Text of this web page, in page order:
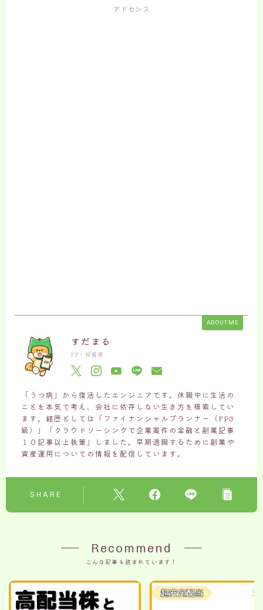
アドセンス
ABOUT ME
すだまる
FP・投資家
「うつ病」から復活したエンジニアです。休職中に生活の
ことを本気で考え、会社に依存しない生き方を模索してい
ます。経歴としては「ファイナンシャルプランナー（FP3
級）」「クラウドソーシングで企業案件の金融と副業記事
１０記事以上執筆」しました。早期退職するために副業や
資産運用についての情報を配信しています。
SHARE
Recommend
こんな記事も読まれています！